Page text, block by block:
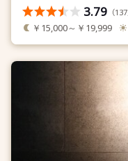
3.79 （137
￥15,000～￥19,999